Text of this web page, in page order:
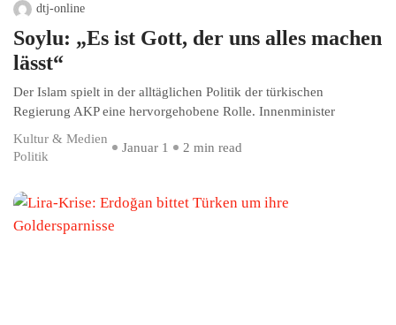
dtj-online
Soylu: „Es ist Gott, der uns alles machen
lässt“
Der Islam spielt in der alltäglichen Politik der türkischen
Regierung AKP eine hervorgehobene Rolle. Innenminister
Kultur & Medien
Politik
Januar 1 2 min read